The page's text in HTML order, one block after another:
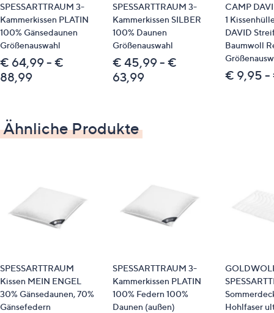
Normalwäsche 60 °C
trocknergeeignet
Passende Produkte
814153 SPESSARTTRAUM Dekokissen, Serie
Silber
814154 SPESSARTTRAUM Dekokissen, Serie
Identifikationsnummer
Bitte beachten
Dieser Artikel ist nicht an einen Paketshop, eine
Packstation oder ins Ausland lieferbar.
SPESSARTTRAUM 3-
Kammerkissen PLATIN
100% Gänsedaunen
Größenauswahl
€ 64,99 - €
88,99
SPESSARTTRAUM 3-
Kammerkissen SILBER
100% Daunen
Größenauswahl
€ 45,99 - €
63,99
CAMP
1
DAVID
Baumwoll
€ 9,95 -
Ähnliche Produkte
SPESSARTTRAUM
Kissen MEIN ENGEL
30% Gänsedaunen, 70%
Gänsefedern
SPESSARTTRAUM 3-
Kammerkissen PLATIN
100% Federn 100%
Daunen (außen)
Hohlfaser